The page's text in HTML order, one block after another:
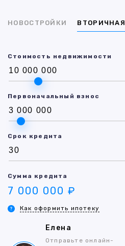
НОВОСТРОЙКИ ВТОРИЧНАЯ
Стоимость недвижимости
Первоначальный взнос
Срок кредита
Сумма кредита
7 000 000 ₽
Как оформить ипотеку
Елена
Отправьте онлайн-